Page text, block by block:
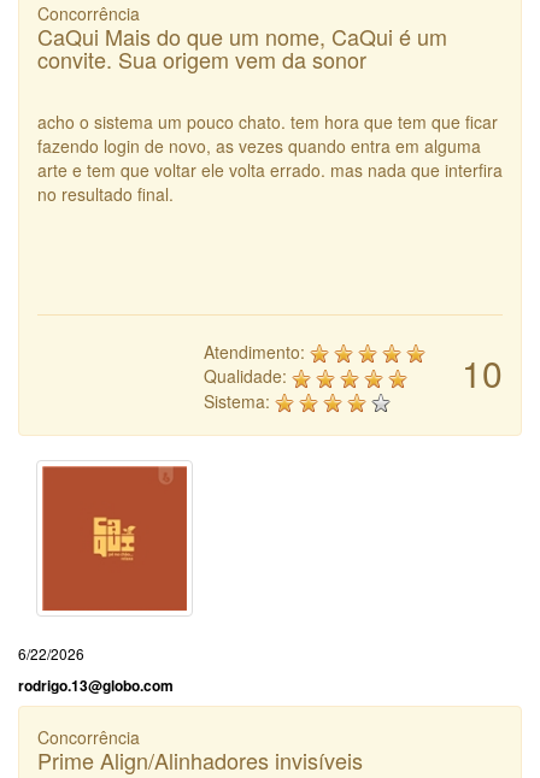
Concorrência
CaQui Mais do que um nome, CaQui é um
convite. Sua origem vem da sonor
acho o sistema um pouco chato. tem hora que tem que ficar
fazendo login de novo, as vezes quando entra em alguma
arte e tem que voltar ele volta errado. mas nada que interfira
no resultado final.
10
Atendimento:
Qualidade:
Sistema:
6/22/2026
rodrigo.13@globo.com
Concorrência
Prime Align/Alinhadores invisíveis